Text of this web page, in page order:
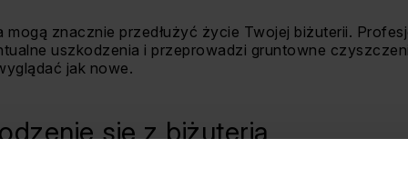
mogą znacznie przedłużyć życie Twojej biżuterii.
uszkodzenia i przeprowadzi gruntowne
jak nowe.
się z biżuterią